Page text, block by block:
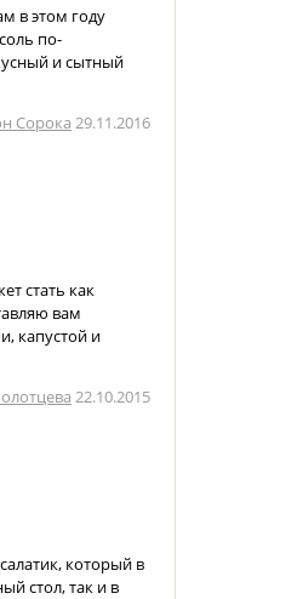
в этом году
по-
и сытный
Сорока 29.11.2016
стать как
вам
капустой и
22.10.2015
который в
стол, так и в